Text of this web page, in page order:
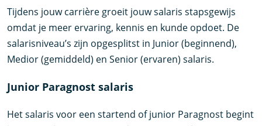
Tijdens jouw carrière groeit jouw salaris stapsgewijs
omdat je meer ervaring, kennis en kunde opdoet. De
salarisniveau’s zijn opgesplitst in Junior (beginnend),
Medior (gemiddeld) en Senior (ervaren) salaris.
Junior Paragnost salaris
Het salaris voor een startend of junior Paragnost begint